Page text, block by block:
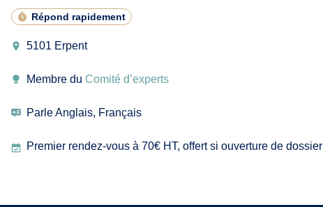
Répond rapidement
5101 Erpent
Membre du Comité d’experts
Parle Anglais, Français
Premier rendez-vous à 70€ HT, offert si ouverture de dossier